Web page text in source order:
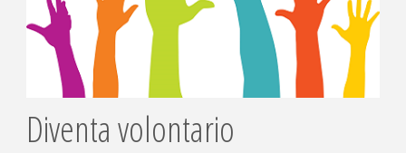
Diventa volontario